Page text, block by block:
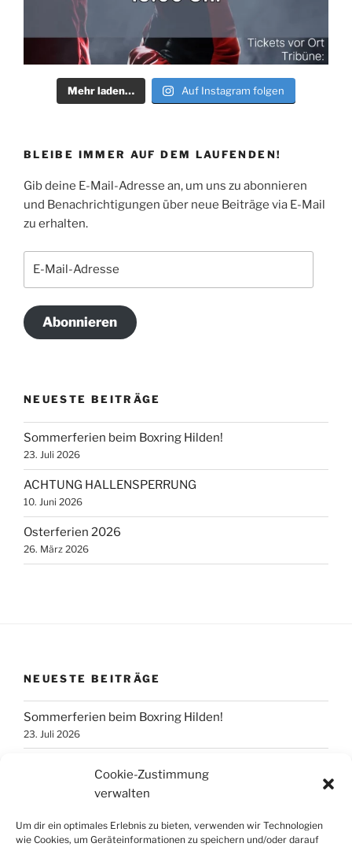
Cookie-Zustimmung
verwalten
Um dir ein optimales Erlebnis zu bieten, verwenden wir Technologien
wie Cookies, um Geräteinformationen zu speichern und/oder darauf
Mehr laden… Auf Instagram folgen
BLEIBE IMMER AUF DEM LAUFENDEN!
Gib deine E-Mail-Adresse an, um uns zu abonnieren
und Benachrichtigungen über neue Beiträge via E-Mail
zu erhalten.
Abonnieren
NEUESTE BEITRÄGE
Sommerferien beim Boxring Hilden!
23. Juli 2026
ACHTUNG HALLENSPERRUNG
10. Juni 2026
Osterferien 2026
26. März 2026
NEUESTE BEITRÄGE
Sommerferien beim Boxring Hilden!
23. Juli 2026
26. März 2026